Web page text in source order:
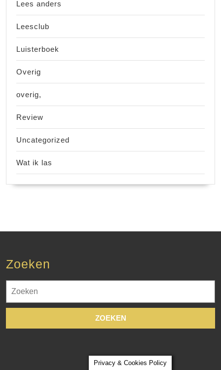
Lees anders
Leesclub
Luisterboek
Overig
overig,
Review
Uncategorized
Wat ik las
Zoeken
naar:
Privacy & Cookies Policy